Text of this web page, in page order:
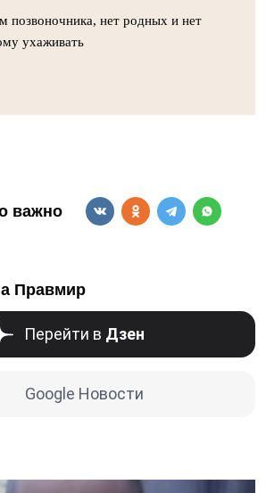
позвоночника, нет родных и нет
ухаживать
важно
Правмир
Перейти в Дзен
Google Новости